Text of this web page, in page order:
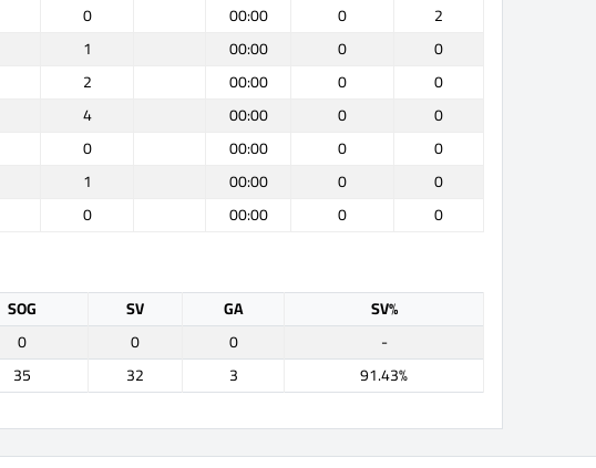
0 00:00 0
2
1 00:00 0
0
2 00:00 0
0
4 00:00 0
0
0 00:00 0
0
1 00:00 0
0
0 00:00 0 0
SOG SV GA
SV%
0 0 0
-
35 32 3 91.43%